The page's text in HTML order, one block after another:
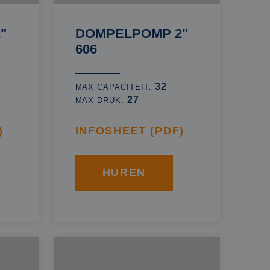
DOMPELPOMP 2"
606
MAX CAPACITEIT: 32
MAX DRUK:27
INFOSHEET (PDF)
HUREN